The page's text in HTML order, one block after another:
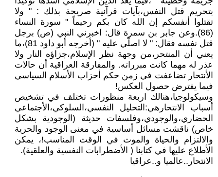
بتحريم قتل النفس،بآيات قرآنية صريحة بذلك : " ولا
تقتلوا أنفسكم إن الله كان بكم رحيماً " سورة النساء
(86).وعن جابر بن سمرة قال: اخبرني النبي (ص) برجل
قتل نفسه فقال: " لا اصلّي عليه " (أخرجه أبو داود 81)،ما
يعني أن المنتحر،من وجهة نظر الإسلام،جزاؤه النار ولا
عذر له مهما كانت مبرراته. والمفارقة العراقية أن حالات
الأنتحار تضاعفت في زمن حكم أحزاب الأسلام السياسي
فيما يفترض حصول العكس!
وسيكولوجيا،هنالك اربعة منظورات تختلف في تشخيص
أسباب الانتحارهي:التحليل النفسي،السلوكي،الأجتماعي
الحضاري،والوجودي،وفلسفات حديثة (الوجودية بشكل
خاص) ناقشت مسائل أساسية في معنى الوجود والحرية
والالتزام والحياة والموت في الوقت المناسب!، يمكن
الأطلاع عليها في كتابنا ( الأضطرابات النفسية والعلقية).
الانتحار..عالميا و..عراقيا